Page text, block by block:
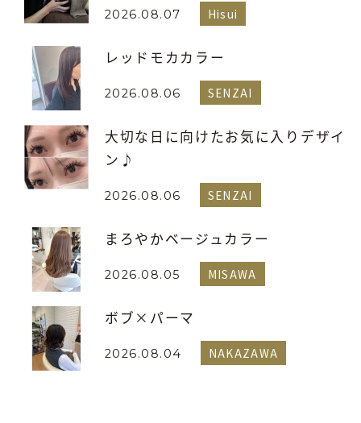
2026.08.07 Hisui
レッドモカカラー
2026.08.06 SENZAI
大切な日に向けたお気に入りデザイ
ン♪
2026.08.06 SENZAI
まろやかベージュカラー
2026.08.05 MISAWA
ボブ×パーマ
2026.08.04 NAKAZAWA